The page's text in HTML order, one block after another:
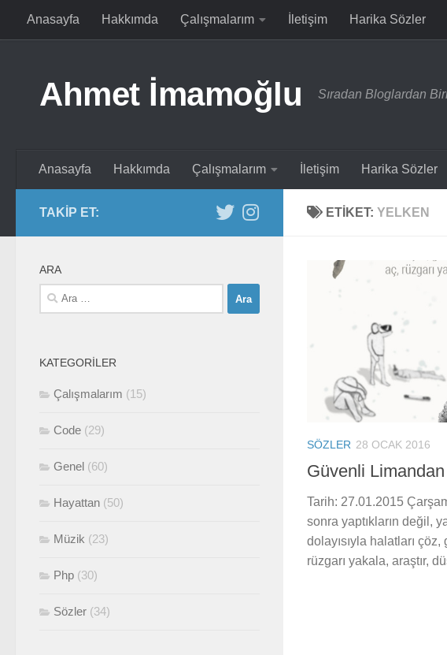
Skip to content
Anasayfa Hakkımda Çalışmalarım İletişim Harika Sözler
Ahmet İmamoğlu Sıradan Bloglardan
Anasayfa Hakkımda Çalışmalarım İletişim Harika Sözler
ETIKET: YELKEN
SÖZLER 28 OCAK 2016
Güvenli
Tarih: 27.01.2015
sonra yaptıkların değil,
dolayısıyla halatları
rüzgarı yakala, araştır,
TAKIP ET:
ARA
Arama:
KATEGORILER
Çalışmalarım (15)
Code (29)
Genel (60)
Hayattan (50)
Müzik (23)
Php (30)
Sözler (34)